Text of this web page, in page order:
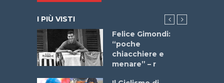
I PIÙ VISTI
Felice Gimondi:
“poche
chiacchiere e
menare” – r